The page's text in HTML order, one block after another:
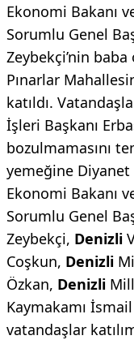
Ekonomi Bakanı
Sorumlu Genel
Zeybekçi’nin baba
Pınarlar
katıldı.
İşleri Başkanı
bozulmamasını
yemeğine Diyanet
Ekonomi Bakanı
Sorumlu Genel
Zeybekçi, Denizli
Coşkun, Denizli
Özkan, Denizli
Kaymakamı
vatandaşlar